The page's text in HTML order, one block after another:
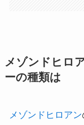
メゾンドヒロ
ーの種類は
メゾンドヒロアン